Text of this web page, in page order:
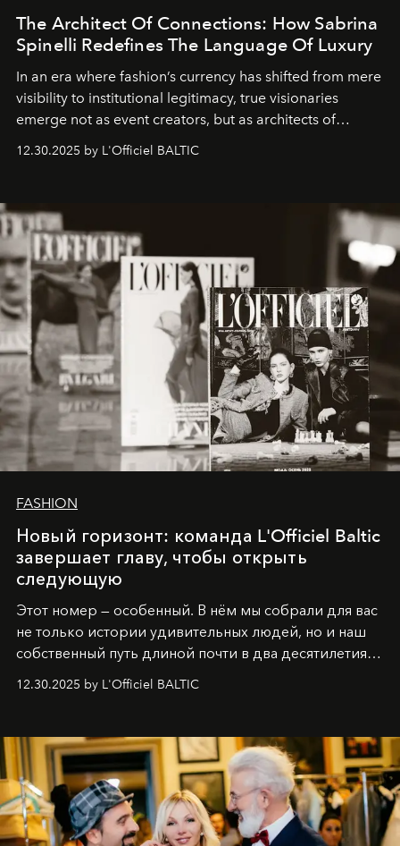
The Architect Of Connections: How Sabrina
Spinelli Redefines The Language Of Luxury
In an era where fashion’s currency has shifted from mere
visibility to institutional legitimacy, true visionaries
emerge not as event creators, but as architects of
brand strategist with three decades of mastery in luxury,
framework where creativity, commerce, and culture
converge with surgical precision.
12.30.2025 by L'Officiel BALTIC
FASHION
Новый горизонт: команда L'Officiel Baltic
завершает главу, чтобы открыть
следующую
Этот номер — особенный. В нём мы собрали для вас
не только истории удивительных людей, но и наш
собственный путь длиной почти в два десятилетия.
души говорим спасибо каждому, кто был с нами все
самыми искренними пожеланиями и теплом, ваша
командаL’Officiel Baltic .
12.30.2025 by L'Officiel BALTIC